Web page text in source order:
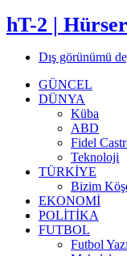
hT-2 |
Dış görünümü
GÜNCEL
DÜNYA
Küba
ABD
Fidel
Teknoloji
TÜRKİYE
Bizim
EKONOMİ
POLİTİKA
FUTBOL
Futbol